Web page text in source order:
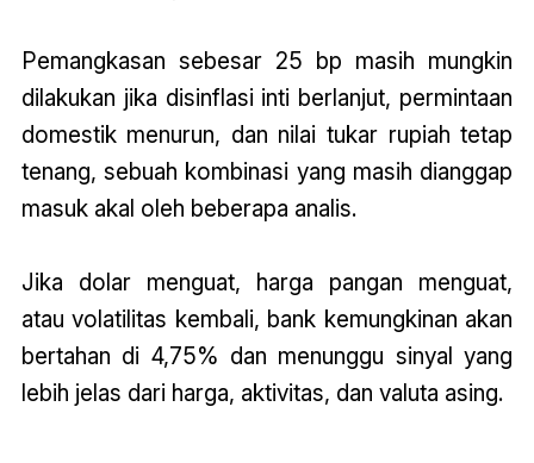
Pemangkasan sebesar 25 bp masih mungkin
dilakukan jika disinflasi inti berlanjut, permintaan
domestik menurun, dan nilai tukar rupiah tetap
tenang, sebuah kombinasi yang masih dianggap
masuk akal oleh beberapa analis.
Jika dolar menguat, harga pangan menguat,
atau volatilitas kembali, bank kemungkinan akan
bertahan di 4,75% dan menunggu sinyal yang
lebih jelas dari harga, aktivitas, dan valuta asing.